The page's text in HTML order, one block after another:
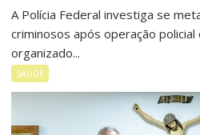
A Polícia Federal investiga se
criminosos após operação
organizado...
SAÚDE